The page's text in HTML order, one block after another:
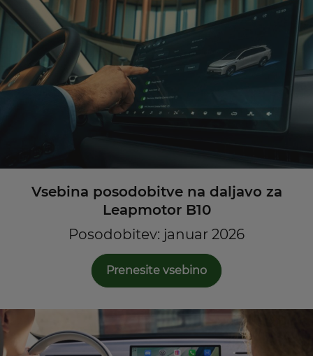
Vsebina posodobitve na daljavo za
Leapmotor B10
Posodobitev: januar 2026
Prenesite vsebino